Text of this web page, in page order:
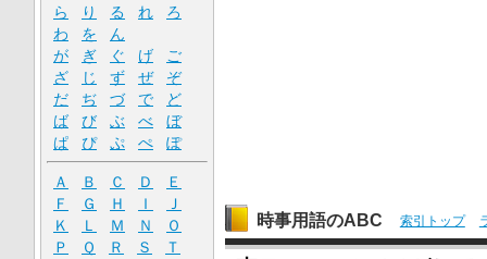
時事用語のABC 索引トップ
ら
り る れ
ろ
わ
を
ん
が
ぎ ぐ げ
ご
ざ
じ ず ぜ
ぞ
だ
ぢ づ で
ど
ば
び ぶ べ
ぼ
ぱ
ぴ ぷ ぺ ぽ
Ａ Ｂ Ｃ Ｄ
Ｅ
Ｆ
Ｇ Ｈ Ｉ
Ｊ
Ｋ
Ｌ Ｍ Ｎ
Ｏ
Ｐ
Ｑ Ｒ Ｓ
Ｔ